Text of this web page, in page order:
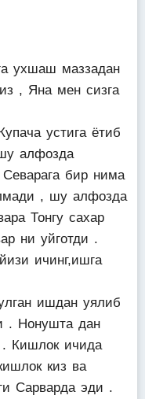
ухшаш маззадан
, Яна мен сизга
устига ётиб
алфозда
бир нима
, шу алфозда
Тонгу сахар
ни уйготди .
ичинг,ишга
ишдан уялиб
. Нонушта дан
Кишлок ичида
киз ва
Сарварда эди .